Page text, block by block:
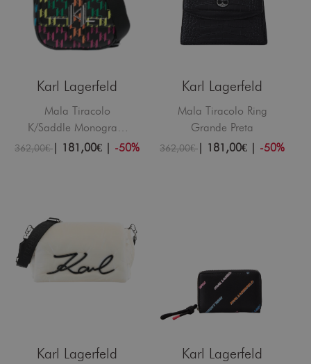
Karl Lagerfeld
Mala Tiracolo
K/Saddle Monogram
Multicor
362,00€| 181,00€ | -50%
Karl Lagerfeld
Mala Tiracolo Ring
Grande Preta
362,00€| 181,00€ | -50%
Karl Lagerfeld Karl Lagerfeld